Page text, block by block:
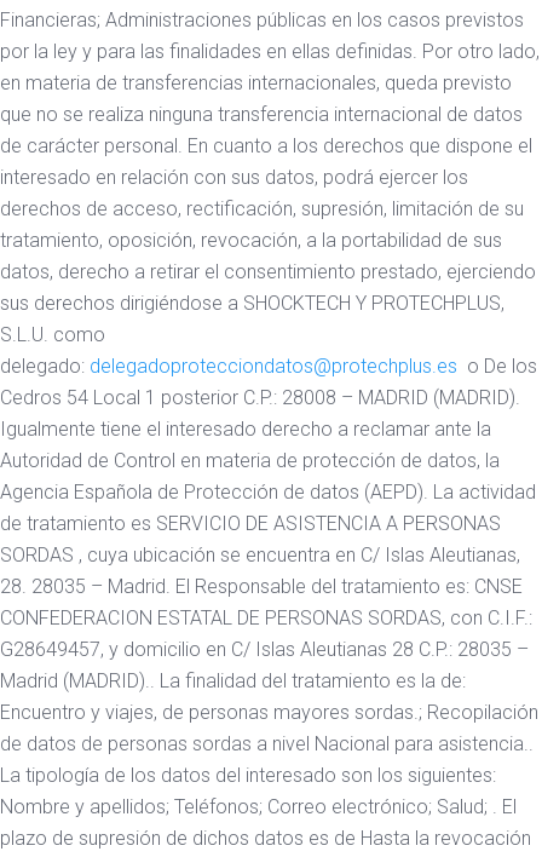
Financieras; Administraciones públicas en los casos previstos
por la ley y para las finalidades en ellas definidas. Por otro lado,
en materia de transferencias internacionales, queda previsto
que no se realiza ninguna transferencia internacional de datos
de carácter personal. En cuanto a los derechos que dispone el
interesado en relación con sus datos, podrá ejercer los
derechos de acceso, rectificación, supresión, limitación de su
tratamiento, oposición, revocación, a la portabilidad de sus
datos, derecho a retirar el consentimiento prestado, ejerciendo
sus derechos dirigiéndose a SHOCKTECH Y PROTECHPLUS,
S.L.U. como
delegado: delegadoprotecciondatos@protechplus.es o De los
Cedros 54 Local 1 posterior C.P.: 28008 – MADRID (MADRID).
Igualmente tiene el interesado derecho a reclamar ante la
Autoridad de Control en materia de protección de datos, la
Agencia Española de Protección de datos (AEPD). La actividad
de tratamiento es SERVICIO DE ASISTENCIA A PERSONAS
SORDAS , cuya ubicación se encuentra en C/ Islas Aleutianas,
28. 28035 – Madrid. El Responsable del tratamiento es: CNSE
CONFEDERACION ESTATAL DE PERSONAS SORDAS, con C.I.F.:
G28649457, y domicilio en C/ Islas Aleutianas 28 C.P.: 28035 –
Madrid (MADRID).. La finalidad del tratamiento es la de:
Encuentro y viajes, de personas mayores sordas.; Recopilación
de datos de personas sordas a nivel Nacional para asistencia..
La tipología de los datos del interesado son los siguientes:
Nombre y apellidos; Teléfonos; Correo electrónico; Salud; . El
plazo de supresión de dichos datos es de Hasta la revocación